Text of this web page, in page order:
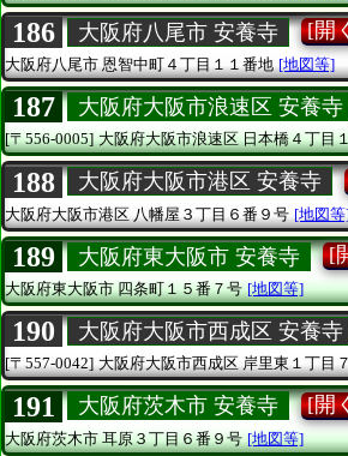
186 大阪府八尾市 安養寺 [開
大阪府八尾市恩智中町４丁目１１番地 [地図等]
187 大阪府大阪市浪速区 安養寺
[〒556-0005] 大阪府大阪市浪速区日本橋４丁目
188 大阪府大阪市港区 安養寺
大阪府大阪市港区 八幡屋３丁目６番９号 [地図
189 大阪府東大阪市 安養寺 [
大阪府東大阪市四条町１５番７号 [地図等]
190 大阪府大阪市西成区 安養寺
[〒557-0042] 大阪府大阪市西成区岸里東１丁目
191 大阪府茨木市 安養寺 [開
大阪府茨木市耳原３丁目６番９号 [地図等]